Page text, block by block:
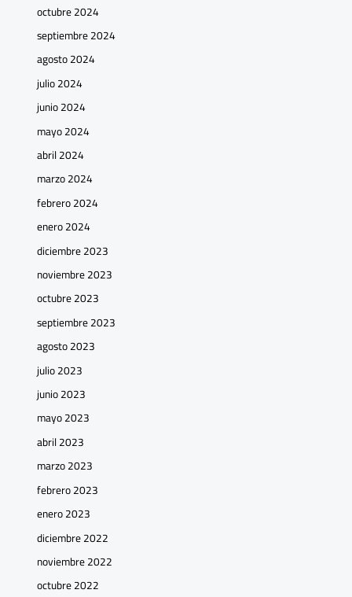
octubre 2024
septiembre 2024
agosto 2024
julio 2024
junio 2024
mayo 2024
abril 2024
marzo 2024
febrero 2024
enero 2024
diciembre 2023
noviembre 2023
octubre 2023
septiembre 2023
agosto 2023
julio 2023
junio 2023
mayo 2023
abril 2023
marzo 2023
febrero 2023
enero 2023
diciembre 2022
noviembre 2022
octubre 2022